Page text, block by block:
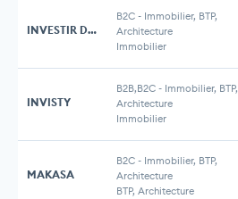
INVESTIR DANS L'ANCIEN
B2C - Immobilier, BTP,
Architecture
Immobilier
INVISTY
B2B,B2C - Immobilier, BTP,
Architecture
Immobilier
MAKASA
B2C - Immobilier, BTP,
Architecture
BTP, Architecture